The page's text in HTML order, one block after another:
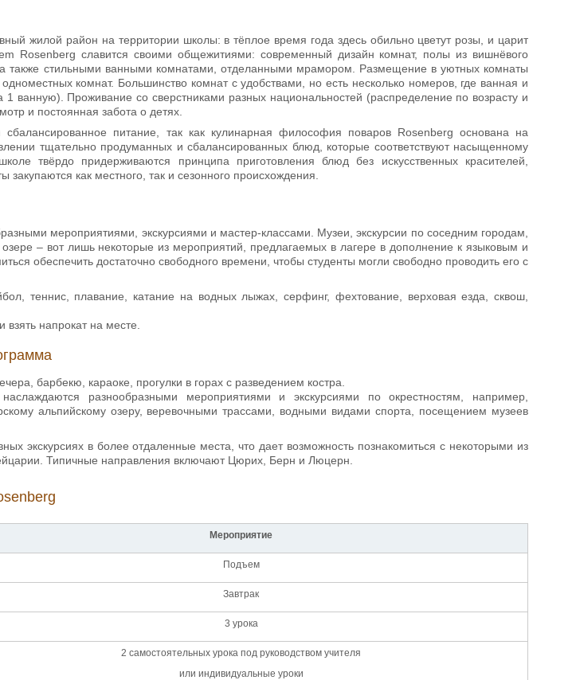
жилой район на территории школы: в тёплое время года здесь обильно цветут розы, и царит
Rosenberg славится своими общежитиями: современный дизайн комнат, полы из вишнёвого
также стильными ванными комнатами, отделанными мрамором. Размещение в уютных комнаты
комнат. Большинство комнат с удобствами, но есть несколько номеров, где ванная и
ванную). Проживание со сверстниками разных национальностей (распределение по возрасту и
и постоянная забота о детях.
питание, так как кулинарная философия поваров Rosenberg основана на
тщательно продуманных и сбалансированных блюд, которые соответствуют насыщенному
твёрдо придерживаются принципа приготовления блюд без искусственных красителей,
закупаются как местного, так и сезонного происхождения.
мероприятиями, экскурсиями и мастер-классами. Музеи, экскурсии по соседним городам,
– вот лишь некоторые из мероприятий, предлагаемых в лагере в дополнение к языковым и
обеспечить достаточно свободного времени, чтобы студенты могли свободно проводить его с
теннис, плавание, катание на водных лыжах, серфинг, фехтование, верховая езда, сквош,
напрокат на месте.
барбекю, караоке, прогулки в горах с разведением костра.
разнообразными мероприятиями и экскурсиями по окрестностям, например,
альпийскому озеру, веревочными трассами, водными видами спорта, посещением музеев
экскурсиях в более отдаленные места, что дает возможность познакомиться с некоторыми из
Типичные направления включают Цюрих, Берн и Люцерн.
Мероприятие
Подъем
Завтрак
3 урока
2 самостоятельных урока под руководством учителя
или индивидуальные уроки